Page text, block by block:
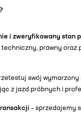
i zweryfikowany stan
prawny oraz
swój
z jazd próbnych i
– sprzedajemy